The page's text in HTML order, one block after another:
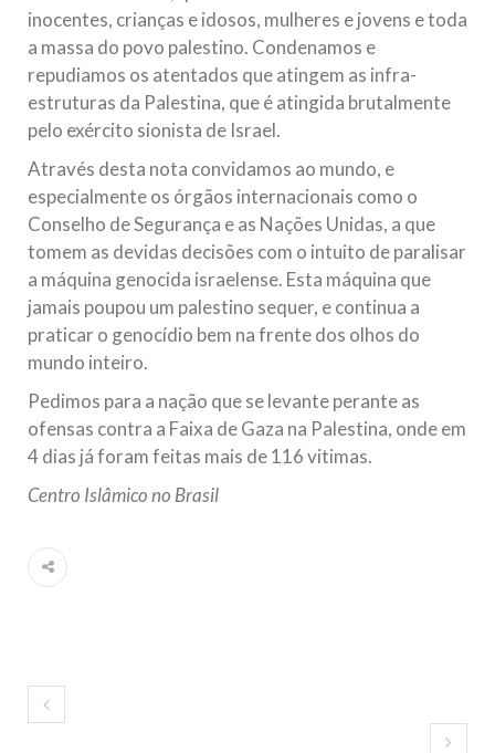
3 DE JULHO DE 2014
Centro Islâmico no Brasil recebe o ex-
ministro das Relações Exteriores da
República Islâmica do Irã
Na noite da quinta-feira, 03 de Abril, o Centro Islâmico no
Relações Exteriores da República Islâmica do Irã, Sr. Kamal
Kharrazi, que encontra-se visitando
inocentes, crianças e idosos, mulheres e jovens e toda
a massa do povo palestino. Condenamos e
repudiamos os atentados que atingem as infra-
estruturas da Palestina, que é atingida brutalmente
pelo exército sionista de Israel.
Através desta nota convidamos ao mundo, e
especialmente os órgãos internacionais como o
Conselho de Segurança e as Nações Unidas, a que
tomem as devidas decisões com o intuito de paralisar
a máquina genocida israelense. Esta máquina que
jamais poupou um palestino sequer, e continua a
praticar o genocídio bem na frente dos olhos do
mundo inteiro.
Pedimos para a nação que se levante perante as
ofensas contra a Faixa de Gaza na Palestina, onde em
4 dias já foram feitas mais de 116 vitimas.
Centro Islâmico no Brasil